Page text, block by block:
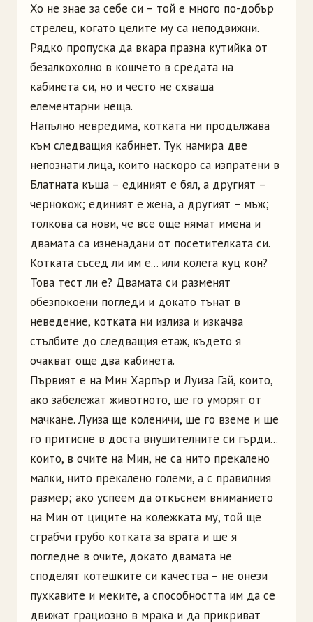
Хо не знае за себе си – той е много по-добър
стрелец, когато целите му са неподвижни.
Рядко пропуска да вкара празна кутийка от
безалкохолно в кошчето в средата на
кабинета си, но и често не схваща
елементарни неща.
Напълно невредима, котката ни продължава
към следващия кабинет. Тук намира две
непознати лица, които наскоро са изпратени в
Блатната къща – единият е бял, а другият –
чернокож; единият е жена, а другият – мъж;
толкова са нови, че все още нямат имена и
двамата са изненадани от посетителката си.
Котката съсед ли им е... или колега куц кон?
Това тест ли е? Двамата си разменят
обезпокоени погледи и докато тънат в
неведение, котката ни излиза и изкачва
стълбите до следващия етаж, където я
очакват още два кабинета.
Първият е на Мин Харпър и Луиза Гай, които,
ако забележат животното, ще го уморят от
мачкане. Луиза ще коленичи, ще го вземе и ще
го притисне в доста внушителните си гърди...
които, в очите на Мин, не са нито прекалено
малки, нито прекалено големи, а с правилния
размер; ако успеем да откъснем вниманието
на Мин от циците на колежката му, той ще
сграбчи грубо котката за врата и ще я
погледне в очите, докато двамата не
споделят котешките си качества – не онези
пухкавите и меките, а способността им да се
движат грациозно в мрака и да прикриват